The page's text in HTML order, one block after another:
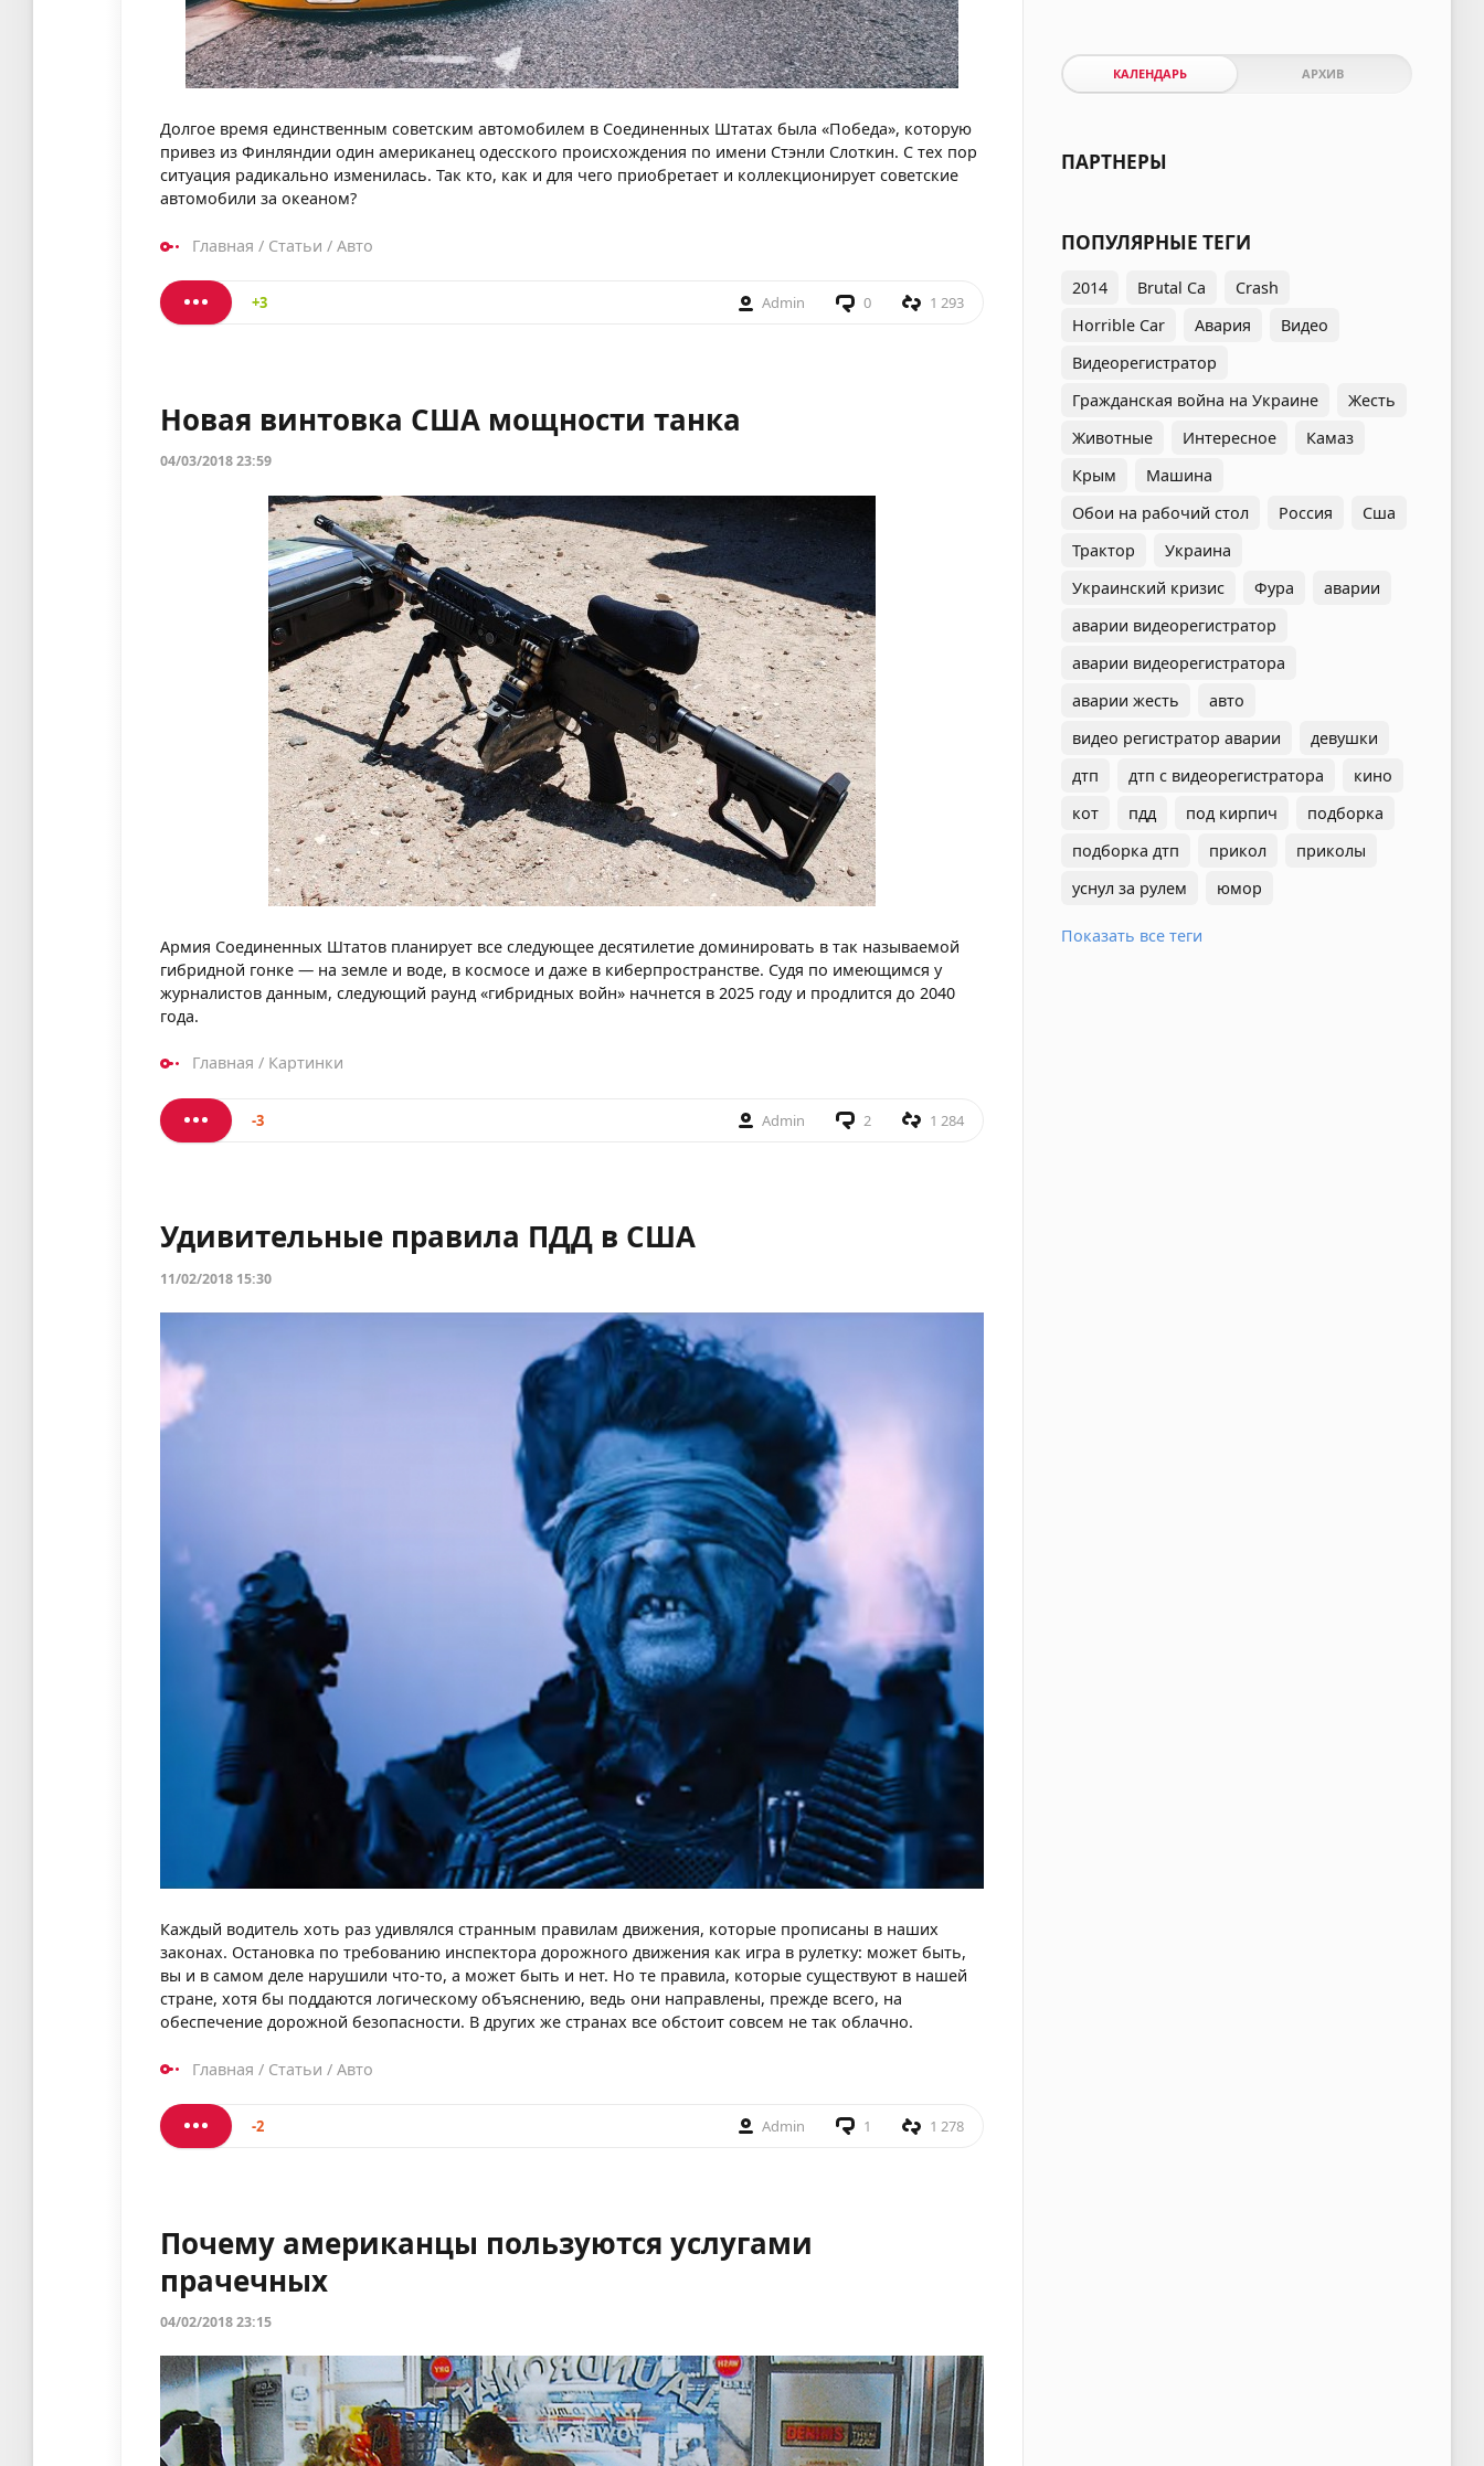
Долгое время единственным советским автомобилем в Соединенных Штатах была «Победа», которую
привез из Финляндии один американец одесского происхождения по имени Стэнли Слоткин. С тех пор
ситуация радикально изменилась. Так кто, как и для чего приобретает и коллекционирует советские
автомобили за океаном?
Главная / Статьи / Авто
+3 Admin 0 1 293
Новая винтовка США мощности танка
04/03/2018 23:59
Армия Соединенных Штатов планирует все следующее десятилетие доминировать в так называемой
гибридной гонке — на земле и воде, в космосе и даже в киберпространстве. Судя по имеющимся у
журналистов данным, следующий раунд «гибридных войн» начнется в 2025 году и продлится до 2040
года.
Главная / Картинки
-3 Admin 2 1 284
Удивительные правила ПДД в США
11/02/2018 15:30
Каждый водитель хоть раз удивлялся странным правилам движения, которые прописаны в наших
законах. Остановка по требованию инспектора дорожного движения как игра в рулетку: может быть,
вы и в самом деле нарушили что-то, а может быть и нет. Но те правила, которые существуют в нашей
стране, хотя бы поддаются логическому объяснению, ведь они направлены, прежде всего, на
обеспечение дорожной безопасности. В других же странах все обстоит совсем не так облачно.
Главная / Статьи / Авто
-2 Admin 1 1 278
Почему американцы пользуются услугами
прачечных
04/02/2018 23:15
КАЛЕНДАРЬ АРХИВ
ПАРТНЕРЫ
ПОПУЛЯРНЫЕ ТЕГИ
2014 Brutal Ca
Crash
Horrible Car
Авария
Видео
Видеорегистратор
Гражданская война на Украине
Жесть
Животные
Интересное
Камаз
Крым
Машина
Обои на рабочий стол
Россия
Сша
Трактор
Украина
Украинский кризис
Фура
аварии
аварии видеорегистратор
аварии видеорегистратора
аварии жесть
авто
видео регистратор аварии
девушки
дтп
дтп с видеорегистратора
кино
кот
пдд под кирпич
подборка
подборка дтп
прикол
приколы
уснул за рулем
юмор
Показать все теги